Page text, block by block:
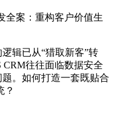
全案：重构客户价值生
辑已从“猎取新客”转
CRM往往面临数据安全
。如何打造一套既贴合
？